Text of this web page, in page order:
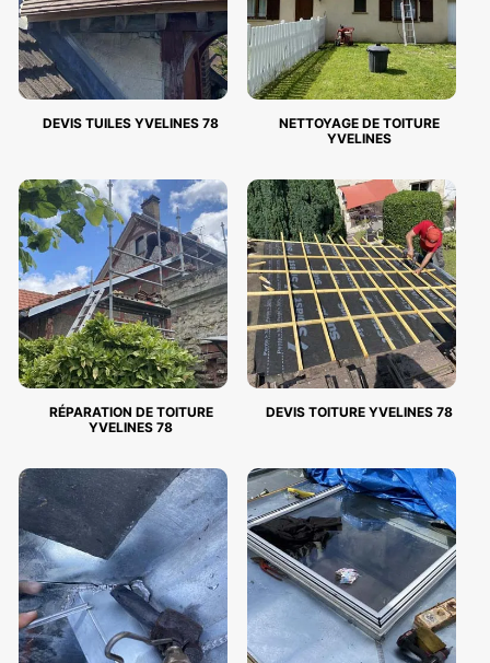
DEVIS TUILES YVELINES 78
NETTOYAGE DE TOITURE
YVELINES
RÉPARATION DE TOITURE
YVELINES 78
DEVIS TOITURE YVELINES 78